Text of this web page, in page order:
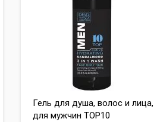
Гель для душа, волос и лица,
для мужчин ТОР10